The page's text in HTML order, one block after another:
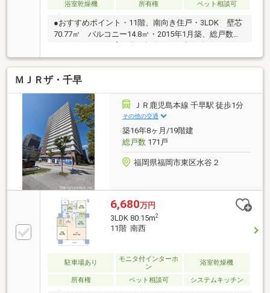
浴室乾燥機
所有権 ペット相談可
●おすすめポイント・11階、南向き住戸・3LDK 壁芯
70.77㎡ バルコニー14.8㎡・2015年1月築、総戸数
トロック、宅配ボックス・平置き駐車場、立体駐車
場・浴室に小窓あり●ライフインフォメーション・JR
福北ゆたか線 柚須駅 約1600ｍ・JR鹿児島本線 箱
崎駅 約1800ｍ・西鉄貝塚線 貝塚駅 約2300ｍ・福
岡市地下鉄箱崎線 貝塚駅 約2300ｍ・みらいの森こ
ども園 約63ｍ・松島小学校 約750ｍ・箱崎清松中
学校 約650ｍ・サトー食鮮館松島店 約500ｍ・福岡
原田郵便局 約350ｍ
ＭＪＲザ・千早
ＪＲ鹿児島本線 千早駅 徒歩1分
その他の交通
築16年8ヶ月/19階建
総戸数171戸
福岡県福岡市東区水谷２
6,680万円
3LDK 80.15m2
11階 南西
駐車場あり
モニタ付インターホ
ン
浴室乾燥機
所有権 ペット相談可 システムキッチン